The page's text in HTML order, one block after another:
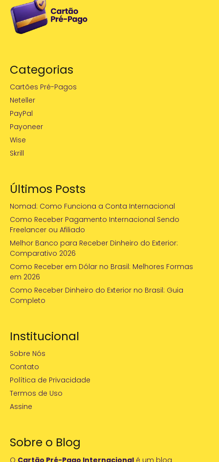
Categorias
Cartões Pré-Pagos
Neteller
PayPal
Payoneer
Wise
Skrill
Últimos Posts
Nomad: Como Funciona a Conta Internacional
Como Receber Pagamento Internacional Sendo
Freelancer ou Afiliado
Melhor Banco para Receber Dinheiro do Exterior:
Comparativo 2026
Como Receber em Dólar no Brasil: Melhores Formas
em 2026
Como Receber Dinheiro do Exterior no Brasil: Guia
Completo
Institucional
Sobre Nós
Contato
Política de Privacidade
Termos de Uso
Assine
Sobre o Blog